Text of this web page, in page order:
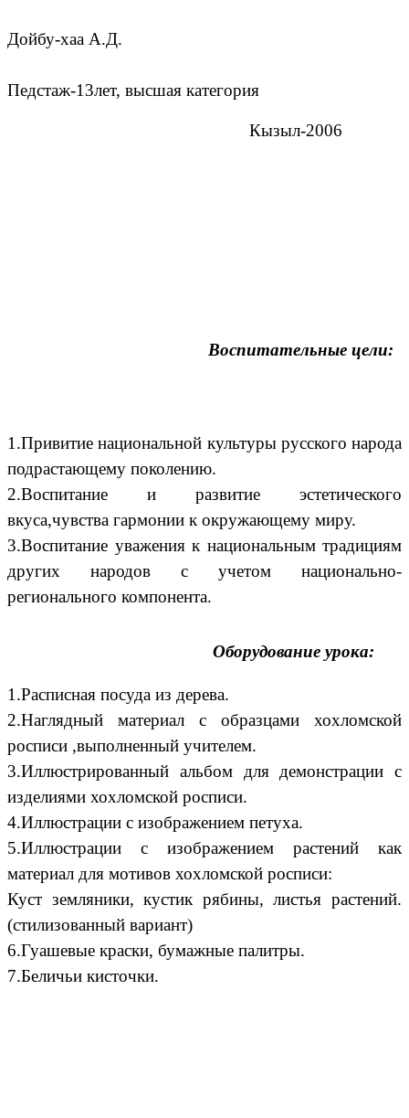
Дойбу-хаа А.Д.
Педстаж-13лет, высшая категория
Кызыл-2006
Воспитательные цели:
1.Привитие национальной культуры русского народа
подрастающему поколению.
2.Воспитание и развитие эстетического
вкуса,чувства гармонии к окружающему миру.
3.Воспитание уважения к национальным традициям
других народов с учетом национально-
регионального компонента.
Оборудование урока:
1.Расписная посуда из дерева.
2.Наглядный материал с образцами хохломской
росписи ,выполненный учителем.
3.Иллюстрированный альбом для демонстрации с
изделиями хохломской росписи.
4.Иллюстрации с изображением петуха.
5.Иллюстрации с изображением растений как
материал для мотивов хохломской росписи:
Куст земляники, кустик рябины, листья растений.
(стилизованный вариант)
6.Гуашевые краски, бумажные палитры.
7.Беличьи кисточки.